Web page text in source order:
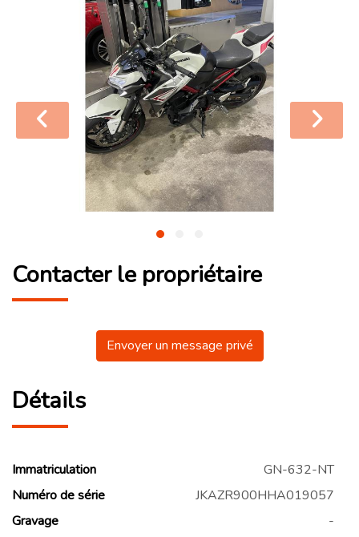
Contacter le propriétaire
Envoyer un message privé
Détails
Immatriculation
GN-632-NT
Numéro de série
JKAZR900HHA019057
Gravage
-